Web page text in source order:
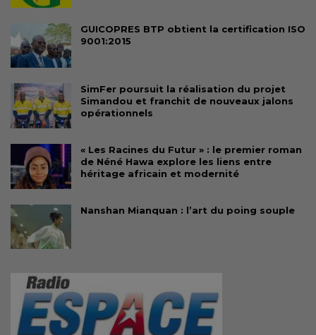
GUICOPRES BTP obtient la certification ISO
9001:2015
SimFer poursuit la réalisation du projet
Simandou et franchit de nouveaux jalons
opérationnels
« Les Racines du Futur » : le premier roman
de Néné Hawa explore les liens entre
héritage africain et modernité
Nanshan Mianquan : l’art du poing souple